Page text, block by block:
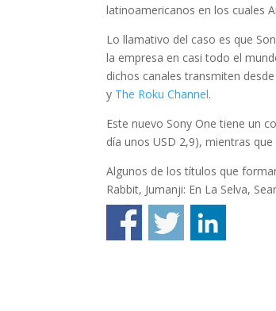
latinoamericanos en los cuales
Lo llamativo del caso es que
la empresa en casi todo el
dichos canales transmiten
y The Roku Channel.
Este nuevo Sony One tiene un
día unos USD 2,9), mientras
Algunos de los títulos que
Rabbit, Jumanji: En La Selva,